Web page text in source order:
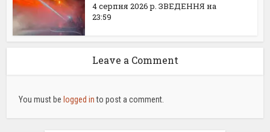
4 серпня 2026 р. ЗВЕДЕННЯ на
23:59
Leave a Comment
You must be logged into post a comment.